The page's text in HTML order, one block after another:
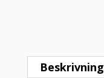
Beskrivning